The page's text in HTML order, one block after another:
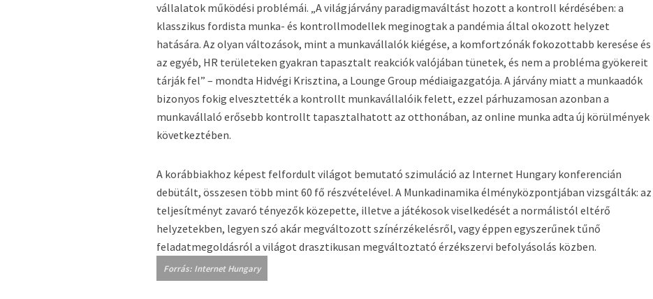
vállalatok működési problémái. „A világjárvány paradigmaváltást hozott a kontroll kérdésében: a
klasszikus fordista munka- és kontrollmodellek meginogtak a pandémia által okozott helyzet
hatására. Az olyan változások, mint a munkavállalók kiégése, a komfortzónák fokozottabb keresése és
az egyéb, HR területeken gyakran tapasztalt reakciók valójában tünetek, és nem a probléma gyökereit
tárják fel” – mondta Hidvégi Krisztina, a Lounge Group médiaigazgatója. A járvány miatt a munkaadók
bizonyos fokig elvesztették a kontrollt munkavállalóik felett, ezzel párhuzamosan azonban a
munkavállaló erősebb kontrollt tapasztalhatott az otthonában, az online munka adta új körülmények
következtében.
A korábbiakhoz képest felfordult világot bemutató szimuláció az Internet Hungary konferencián
debütált, összesen több mint 60 fő részvételével. A Munkadinamika élményközpontjában vizsgálták: az
teljesítményt zavaró tényezők közepette, illetve a játékosok viselkedését a normálistól eltérő
helyzetekben, legyen szó akár megváltozott színérzékelésről, vagy éppen egyszerűnek tűnő
feladatmegoldásról a világot drasztikusan megváltoztató érzékszervi befolyásolás közben.
Forrás: Internet Hungary